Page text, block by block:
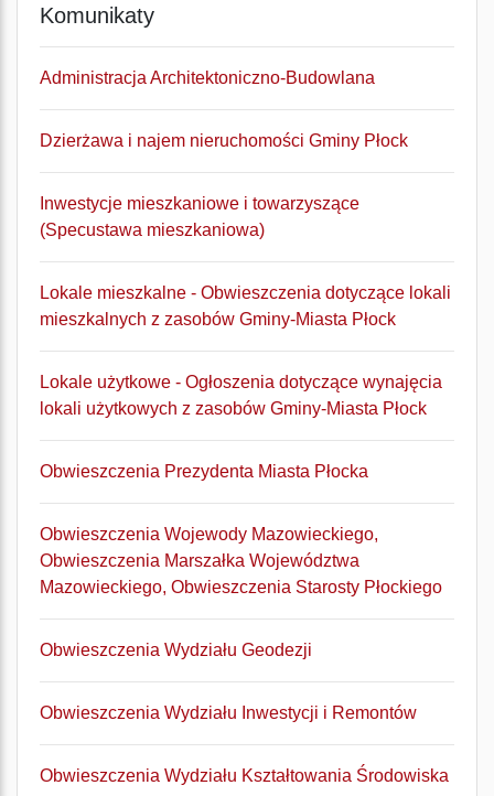
Komunikaty
Administracja Architektoniczno-Budowlana
Dzierżawa i najem nieruchomości Gminy Płock
Inwestycje mieszkaniowe i towarzyszące
(Specustawa mieszkaniowa)
Lokale mieszkalne - Obwieszczenia dotyczące lokali
mieszkalnych z zasobów Gminy-Miasta Płock
Lokale użytkowe - Ogłoszenia dotyczące wynajęcia
lokali użytkowych z zasobów Gminy-Miasta Płock
Obwieszczenia Prezydenta Miasta Płocka
Obwieszczenia Wojewody Mazowieckiego,
Obwieszczenia Marszałka Województwa
Mazowieckiego, Obwieszczenia Starosty Płockiego
Obwieszczenia Wydziału Geodezji
Obwieszczenia Wydziału Inwestycji i Remontów
Obwieszczenia Wydziału Kształtowania Środowiska